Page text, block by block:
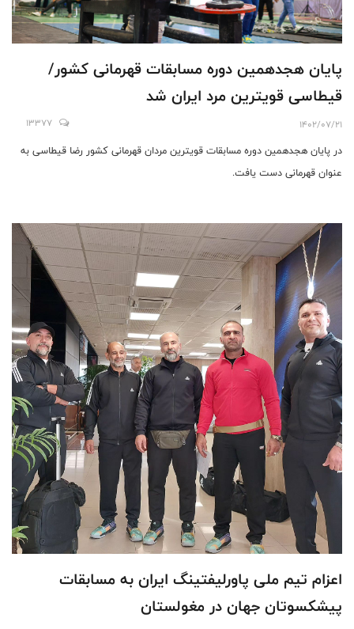
پایان هجدهمین دوره مسابقات قهرمانی کشور/
قیطاسی قویترین مرد ایران‌ شد
1402/07/21
13377
در‌ پایان هجدهمین دوره مسابقات قویترین مردان قهرمانی کشور رضا قیطاسی به
عنوان قهرمانی دست یافت.
اعزام تیم ملی پاورلیفتینگ ايران به مسابقات
پيشكسوتان جهان در مغولستان